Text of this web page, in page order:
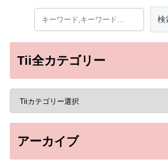
Tii全カテゴリー
アーカイブ